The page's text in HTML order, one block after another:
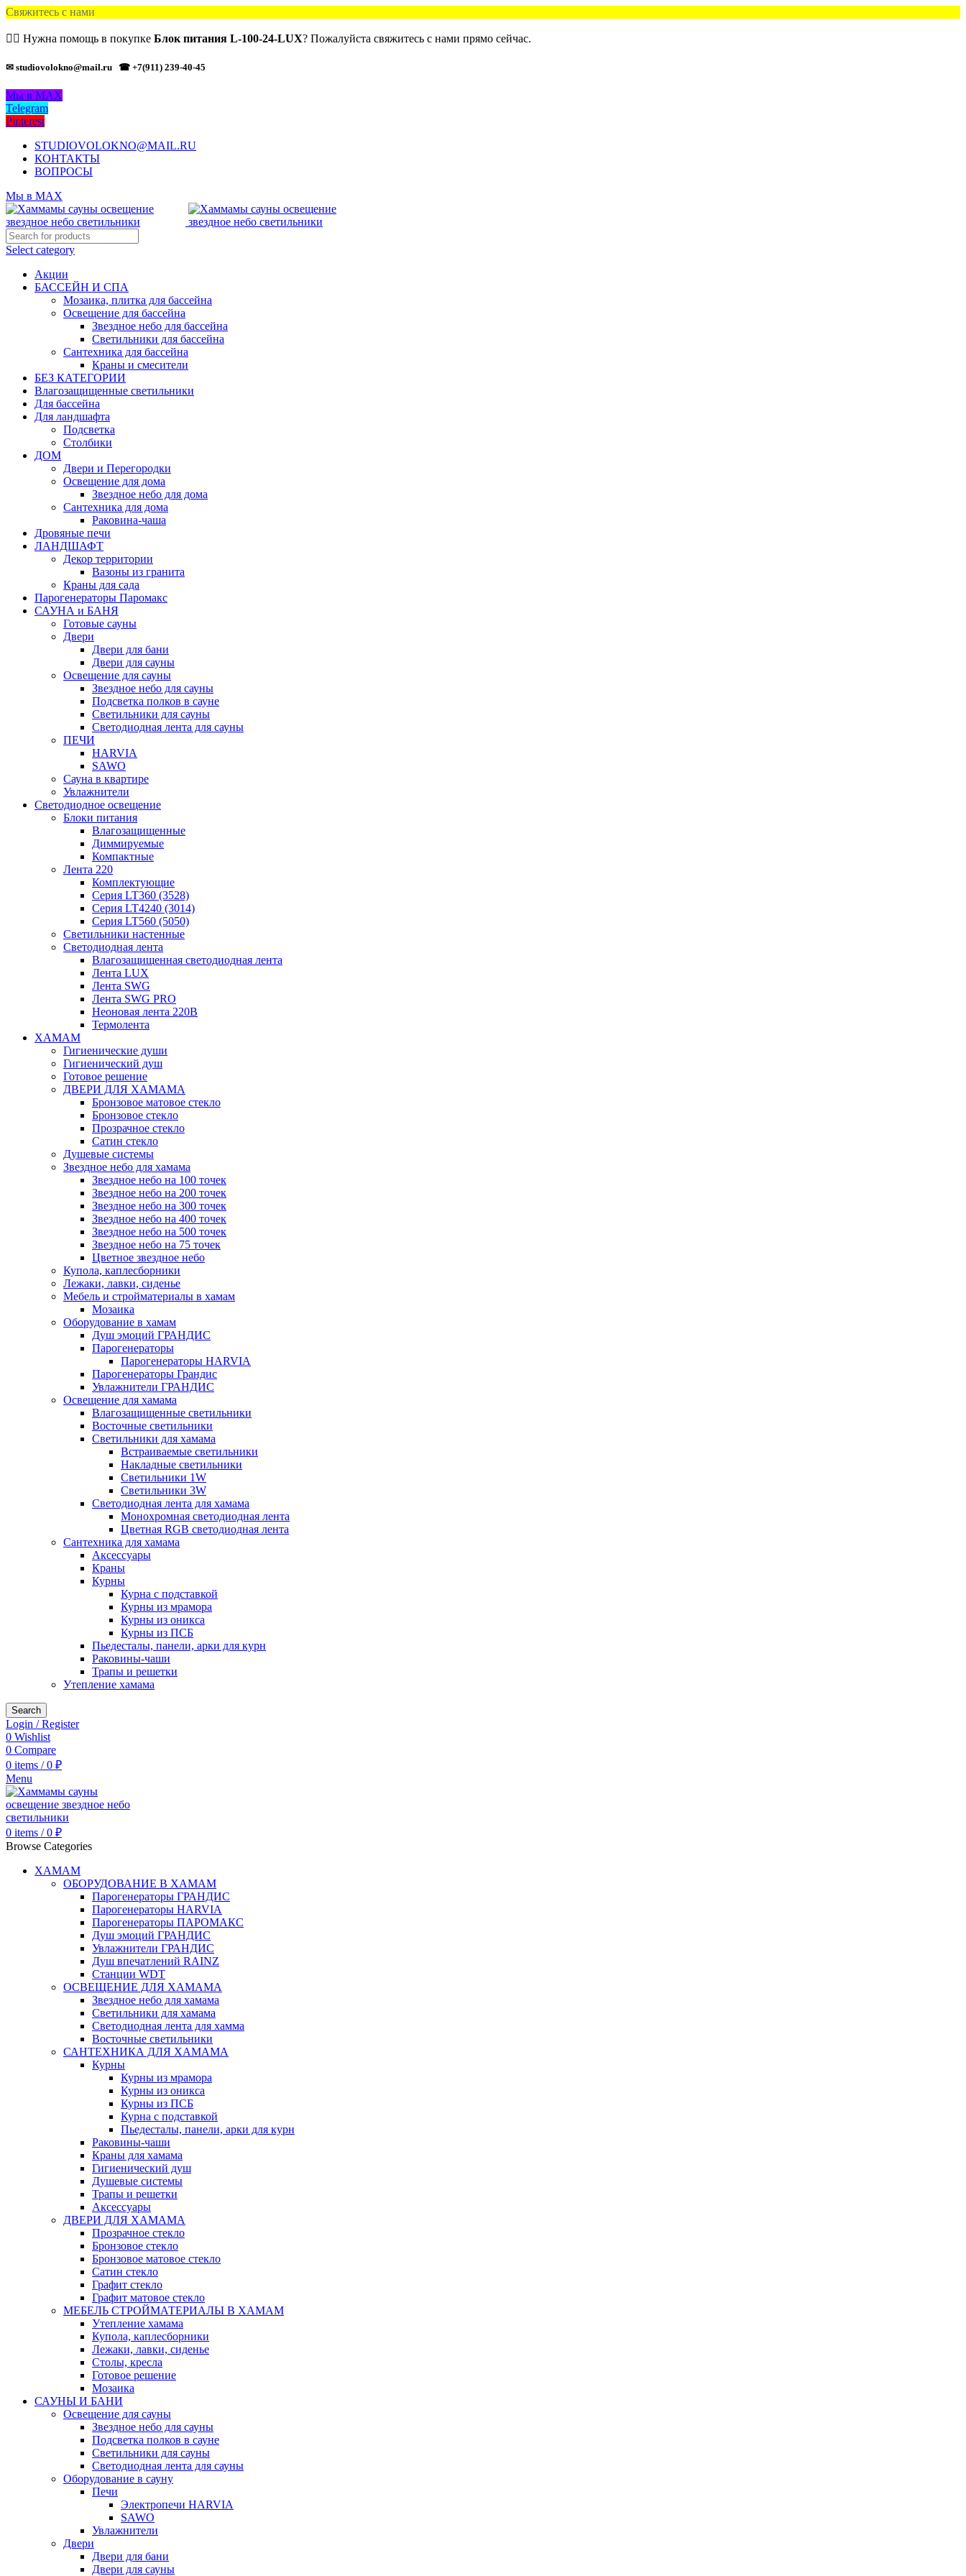
Свяжитесь с нами
🙋‍♂️ Нужна помощь в покупке Блок питания L-100-24-LUX? Пожалуйста свяжитесь с нами прямо сейчас.
✉ studiovolokno@mail.ru ☎ +7(911) 239-40-45
Мы в MAX
Telegram
Pinterest
STUDIOVOLOKNO@MAIL.RU
КОНТАКТЫ
ВОПРОСЫ
Мы в MAX
Select category
Акции
БАССЕЙН И СПА
Мозаика, плитка для бассейна
Освещение для бассейна
Звездное небо для бассейна
Светильники для бассейна
Сантехника для бассейна
Краны и смесители
БЕЗ КАТЕГОРИИ
Влагозащищенные светильники
Для бассейна
Для ландшафта
Подсветка
Столбики
ДОМ
Двери и Перегородки
Освещение для дома
Звездное небо для дома
Сантехника для дома
Раковина-чаша
Дровяные печи
ЛАНДШАФТ
Декор территории
Вазоны из гранита
Краны для сада
Парогенераторы Паромакс
САУНА и БАНЯ
Готовые сауны
Двери
Двери для бани
Двери для сауны
Освещение для сауны
Звездное небо для сауны
Подсветка полков в сауне
Светильники для сауны
Светодиодная лента для сауны
ПЕЧИ
HARVIA
SAWO
Сауна в квартире
Увлажнители
Светодиодное освещение
Блоки питания
Влагозащищенные
Диммируемые
Компактные
Лента 220
Комплектующие
Серия LT360 (3528)
Серия LT4240 (3014)
Серия LT560 (5050)
Светильники настенные
Светодиодная лента
Влагозащищенная светодиодная лента
Лента LUX
Лента SWG
Лента SWG PRO
Неоновая лента 220В
Термолента
ХАМАМ
Гигиенические души
Гигиенический душ
Готовое решение
ДВЕРИ ДЛЯ ХАМАМА
Бронзовое матовое стекло
Бронзовое стекло
Прозрачное стекло
Сатин стекло
Душевые системы
Звездное небо для хамама
Звездное небо на 100 точек
Звездное небо на 200 точек
Звездное небо на 300 точек
Звездное небо на 400 точек
Звездное небо на 500 точек
Звездное небо на 75 точек
Цветное звездное небо
Купола, каплесборники
Лежаки, лавки, сиденье
Мебель и стройматериалы в хамам
Мозаика
Оборудование в хамам
Душ эмоций ГРАНДИС
Парогенераторы
Парогенераторы HARVIA
Парогенераторы Грандис
Увлажнители ГРАНДИС
Освещение для хамама
Влагозащищенные светильники
Восточные светильники
Светильники для хамама
Встраиваемые светильники
Накладные светильники
Светильники 1W
Светильники 3W
Светодиодная лента для хамама
Монохромная светодиодная лента
Цветная RGB светодиодная лента
Сантехника для хамама
Аксессуары
Краны
Курны
Курна с подставкой
Курны из мрамора
Курны из оникса
Курны из ПСБ
Пьедесталы, панели, арки для курн
Раковины-чаши
Трапы и решетки
Утепление хамама
Search
Login / Register
0 Wishlist
0 Compare
0 items / 0 ₽
Menu
0 items / 0 ₽
Browse Categories
ХАМАМ
ОБОРУДОВАНИЕ В ХАМАМ
Парогенераторы ГРАНДИС
Парогенераторы HARVIA
Парогенераторы ПАРОМАКС
Душ эмоций ГРАНДИС
Увлажнители ГРАНДИС
Душ впечатлений RAINZ
Станции WDT
ОСВЕЩЕНИЕ ДЛЯ ХАМАМА
Звездное небо для хамама
Светильники для хамама
Светодиодная лента для хамма
Восточные светильники
САНТЕХНИКА ДЛЯ ХАМАМА
Курны
Курны из мрамора
Курны из оникса
Курны из ПСБ
Курна с подставкой
Пьедесталы, панели, арки для курн
Раковины-чаши
Краны для хамама
Гигиенический душ
Душевые системы
Трапы и решетки
Аксессуары
ДВЕРИ ДЛЯ ХАМАМА
Прозрачное стекло
Бронзовое стекло
Бронзовое матовое стекло
Сатин стекло
Графит стекло
Графит матовое стекло
МЕБЕЛЬ СТРОЙМАТЕРИАЛЫ В ХАМАМ
Утепление хамама
Купола, каплесборники
Лежаки, лавки, сиденье
Столы, кресла
Готовое решение
Мозаика
САУНЫ И БАНИ
Освещение для сауны
Звездное небо для сауны
Подсветка полков в сауне
Светильники для сауны
Светодиодная лента для сауны
Оборудование в сауну
Печи
Электропечи HARVIA
SAWO
Увлажнители
Двери
Двери для бани
Двери для сауны